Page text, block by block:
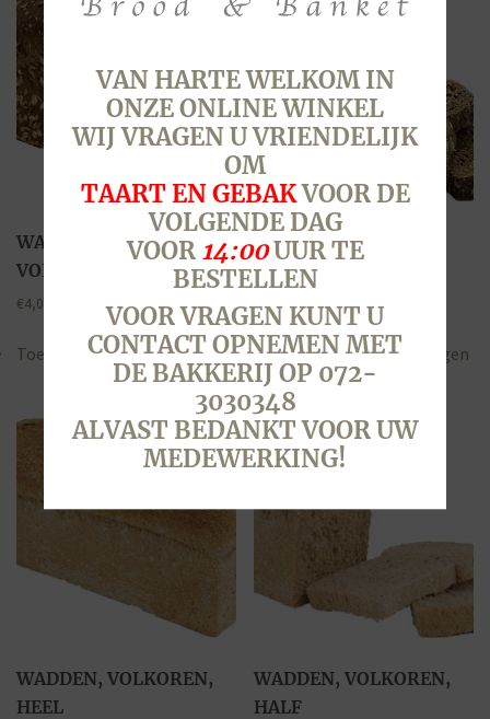
WALDKORN,
VOLKOREN, HEEL
€4,05
Toevoegen aan winkelwagen
WALDKORN,
VOLKOREN, HALF
€2,10
Toevoegen aan winkelwagen
WADDEN, VOLKOREN,
HEEL
WADDEN, VOLKOREN,
HALF
VAN HARTE WELKOM IN
ONZE ONLINE WINKEL
WIJ VRAGEN U VRIENDELIJK
OM
TAART EN GEBAKVOOR DE
VOLGENDE DAG
VOOR 14:00UUR TE
BESTELLEN
VOOR VRAGEN KUNT U
CONTACT OPNEMEN MET
DE BAKKERIJ OP 072-
3030348
ALVAST BEDANKT VOOR UW
MEDEWERKING!